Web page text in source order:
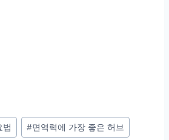
법 #면역력에 가장 좋은 허브